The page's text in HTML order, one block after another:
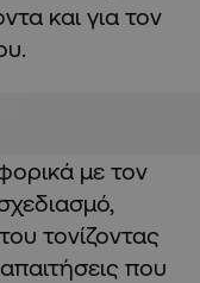
και για τον
με τον
τονίζοντας
που